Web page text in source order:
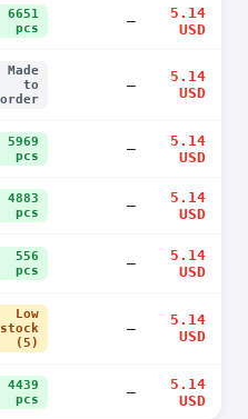
6651
pcs
—
5.14
USD
Made
to
order
—
5.14
USD
5969
pcs
—
5.14
USD
4883
pcs
—
5.14
USD
556
pcs
—
5.14
USD
Low
stock
(5)
—
5.14
USD
4439
pcs
—
5.14
USD